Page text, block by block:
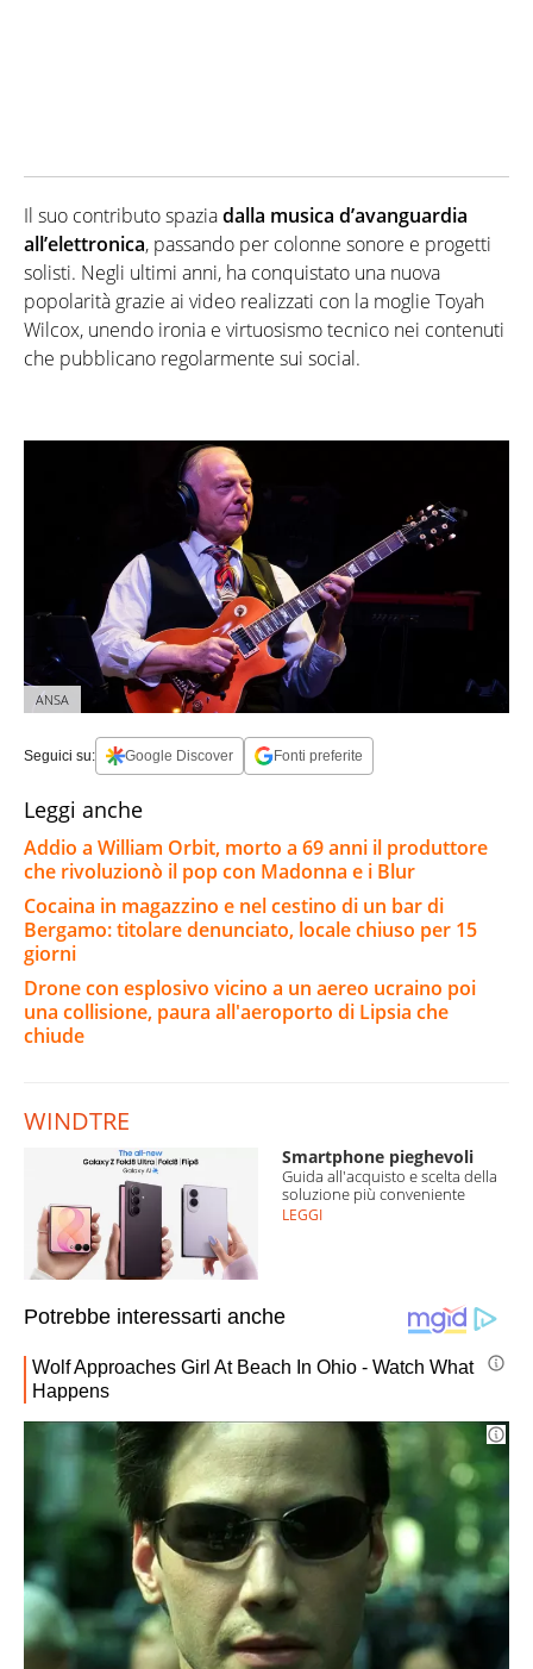
Il suo contributo spaziadalla musica d’avanguardia
all’elettronica, passando per colonne sonore e progetti
solisti. Negli ultimi anni, ha conquistato una nuova
popolarità grazie ai video realizzati con la moglie Toyah
Wilcox, unendo ironia e virtuosismo tecnico nei contenuti
che pubblicano regolarmente sui social.
ANSA
Seguici su: Google Discover Fonti preferite
Leggi anche
Addio a William Orbit, morto a 69 anni il produttore
che rivoluzionò il pop con Madonna e i Blur
Cocaina in magazzino e nel cestino di un bar di
Bergamo: titolare denunciato, locale chiuso per 15
giorni
Drone con esplosivo vicino a un aereo ucraino poi
una collisione, paura all'aeroporto di Lipsia che
chiude
WINDTRE
Smartphone pieghevoli
Guida all'acquisto e scelta della
soluzione più conveniente
LEGGI